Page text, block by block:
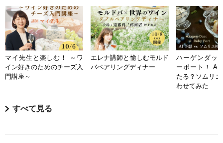
マイ先生と楽しむ！ ～ワ
イン好きのためのチーズ入
門講座～
エレナ講師と愉しむモルド
バペアリングディナー
ハーゲンダッ
ーポート！ AI
たる？ソムリ
わせてみた
すべて見る